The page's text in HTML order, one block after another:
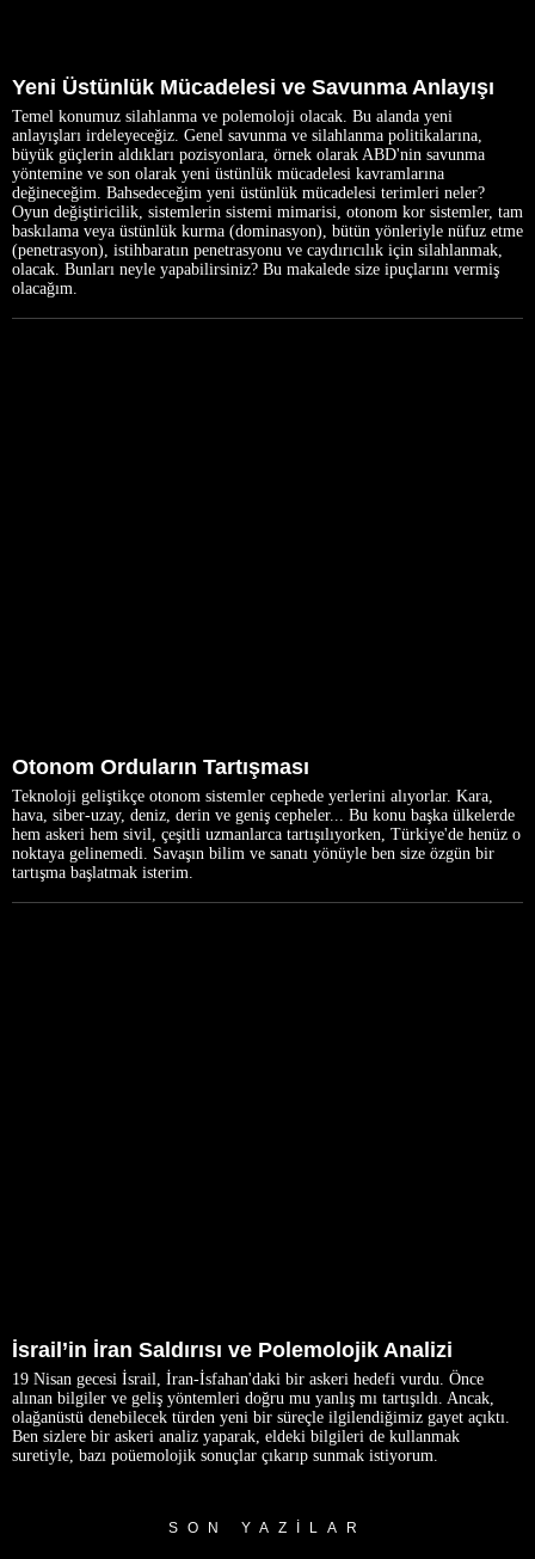
Yeni Üstünlük Mücadelesi ve Savunma Anlayışı
Temel konumuz silahlanma ve polemoloji olacak. Bu alanda yeni
anlayışları irdeleyeceğiz. Genel savunma ve silahlanma politikalarına,
büyük güçlerin aldıkları pozisyonlara, örnek olarak ABD'nin savunma
yöntemine ve son olarak yeni üstünlük mücadelesi kavramlarına
değineceğim. Bahsedeceğim yeni üstünlük mücadelesi terimleri neler?
Oyun değiştiricilik, sistemlerin sistemi mimarisi, otonom kor sistemler, tam
baskılama veya üstünlük kurma (dominasyon), bütün yönleriyle nüfuz etme
(penetrasyon), istihbaratın penetrasyonu ve caydırıcılık için silahlanmak,
olacak. Bunları neyle yapabilirsiniz? Bu makalede size ipuçlarını vermiş
olacağım.
Otonom Orduların Tartışması
Teknoloji geliştikçe otonom sistemler cephede yerlerini alıyorlar. Kara,
hava, siber-uzay, deniz, derin ve geniş cepheler... Bu konu başka ülkelerde
hem askeri hem sivil, çeşitli uzmanlarca tartışılıyorken, Türkiye'de henüz o
noktaya gelinemedi. Savaşın bilim ve sanatı yönüyle ben size özgün bir
tartışma başlatmak isterim.
İsrail’in İran Saldırısı ve Polemolojik Analizi
19 Nisan gecesi İsrail, İran-İsfahan'daki bir askeri hedefi vurdu. Önce
alınan bilgiler ve geliş yöntemleri doğru mu yanlış mı tartışıldı. Ancak,
olağanüstü denebilecek türden yeni bir süreçle ilgilendiğimiz gayet açıktı.
Ben sizlere bir askeri analiz yaparak, eldeki bilgileri de kullanmak
suretiyle, bazı poüemolojik sonuçlar çıkarıp sunmak istiyorum.
SON YAZILAR